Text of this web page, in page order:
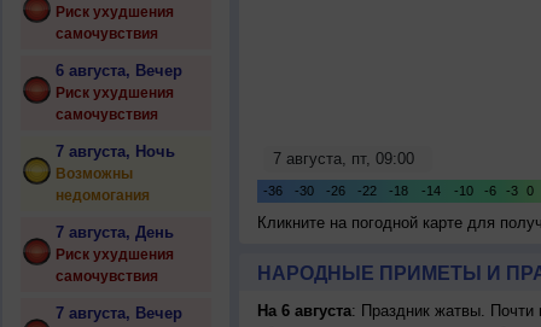
Риск ухудшения
самочувствия
6 августа, Вечер
Риск ухудшения
самочувствия
7 августа, Ночь
Возможны
недомогания
7 августа, День
Риск ухудшения
самочувствия
7 августа, Вечер
Кликните на погодной карте для
НАРОДНЫЕ ПРИМЕТЫ И
На 6 августа: Праздник жатвы. Почти